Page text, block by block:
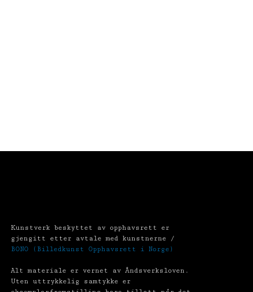
Kunstverk beskyttet av opphavsrett er
gjengitt etter avtale med kunstnerne /
BONO (Billedkunst Opphavsrett i Norge)
Alt materiale er vernet av Åndsverksloven.
Uten uttrykkelig samtykke er